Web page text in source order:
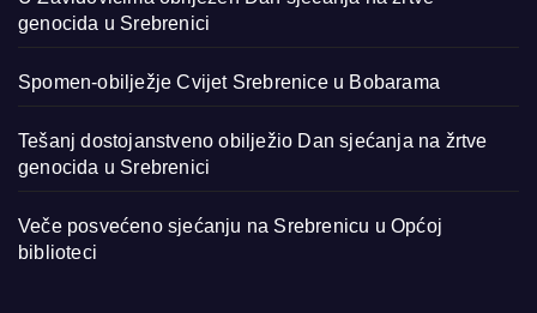
genocida u Srebrenici
Spomen-obilježje Cvijet Srebrenice u Bobarama
Tešanj dostojanstveno obilježio Dan sjećanja na žrtve
genocida u Srebrenici
Veče posvećeno sjećanju na Srebrenicu u Općoj
biblioteci